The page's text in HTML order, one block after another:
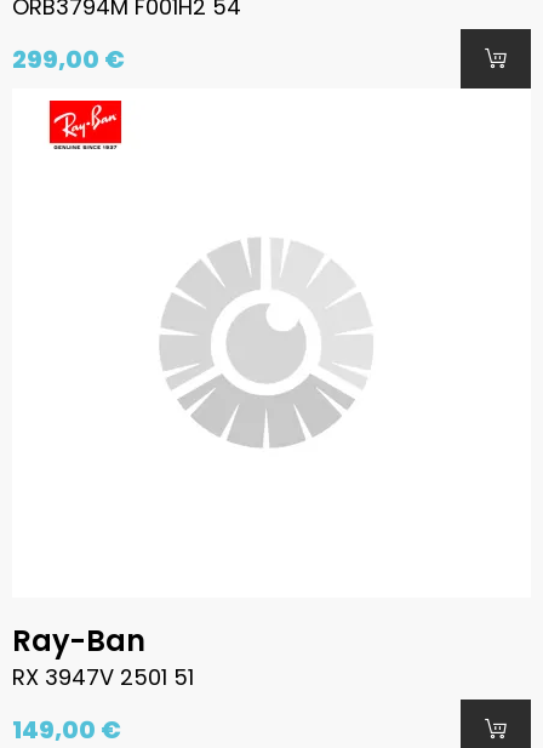
ORB3794M F001H2 54
299,00 €
Ray-Ban
RX 3947V 2501 51
149,00 €